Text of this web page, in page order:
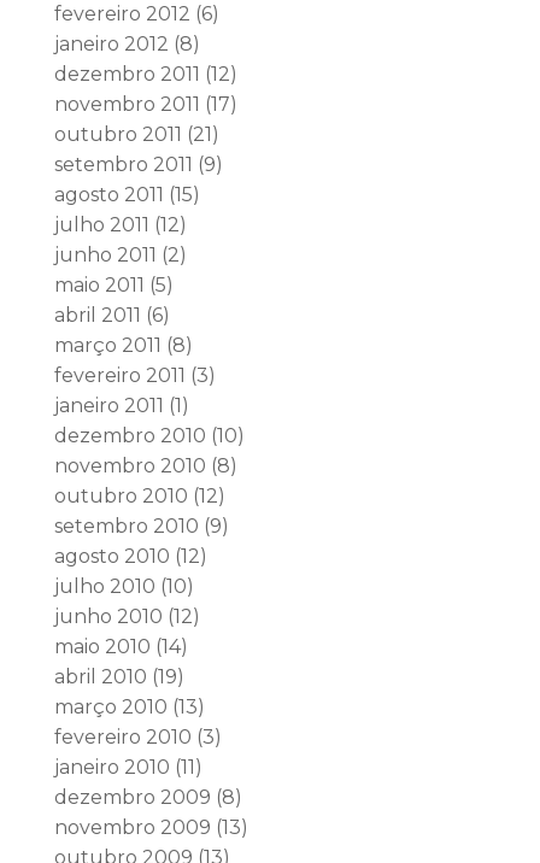
fevereiro 2012 (6)
janeiro 2012 (8)
dezembro 2011 (12)
novembro 2011 (17)
outubro 2011 (21)
setembro 2011 (9)
agosto 2011 (15)
julho 2011 (12)
junho 2011 (2)
maio 2011 (5)
abril 2011 (6)
março 2011 (8)
fevereiro 2011 (3)
janeiro 2011 (1)
dezembro 2010 (10)
novembro 2010 (8)
outubro 2010 (12)
setembro 2010 (9)
agosto 2010 (12)
julho 2010 (10)
junho 2010 (12)
maio 2010 (14)
abril 2010 (19)
março 2010 (13)
fevereiro 2010 (3)
janeiro 2010 (11)
dezembro 2009 (8)
novembro 2009 (13)
outubro 2009 (13)